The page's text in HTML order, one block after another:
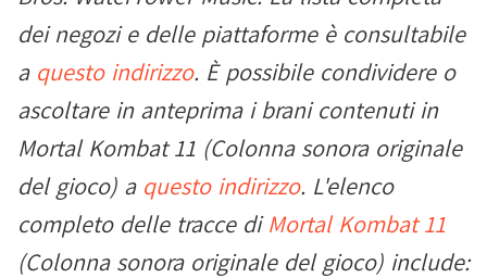
dei negozi e delle piattaforme è consultabile
a questo indirizzo. È possibile condividere o
ascoltare in anteprima i brani contenuti in
Mortal Kombat 11 (Colonna sonora originale
del gioco) a questo indirizzo. L'elenco
completo delle tracce diMortal Kombat 11
(Colonna sonora originale del gioco) include: